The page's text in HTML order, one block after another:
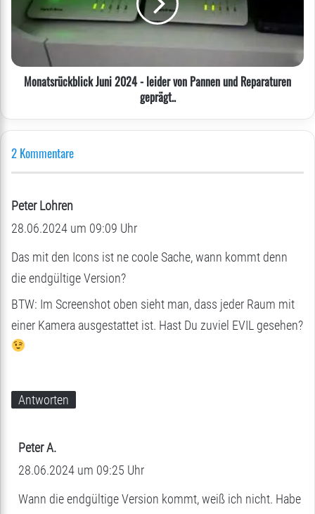
leider
von
Pannen
und
Reparaturen
geprägt..
Monatsrückblick Juni 2024 - leider von Pannen und Reparaturen
geprägt..
2 Kommentare
Peter Lohren
a
g
t
28.06.2024 um 09:09 Uhr
Das mit den Icons ist ne coole Sache, wann kommt denn
die endgültige Version?
BTW: Im Screenshot oben sieht man, dass jeder Raum mit
einer Kamera ausgestattet ist. Hast Du zuviel EVIL gesehen?
Antworten
Peter A.
a
g
28.06.2024 um 09:25 Uhr
Wann die endgültige Version kommt, weiß ich nicht. Habe